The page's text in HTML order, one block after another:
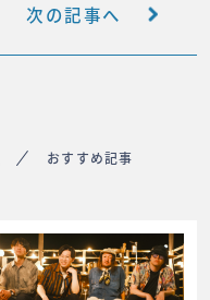
次の記事へ
おすすめ記事